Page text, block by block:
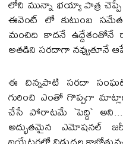
లోని మున్నా భయ్యా పాత్ర చెప్పే
ఈవెంట్ లో కుటుంబ
మంచిది కాదనే
అత‌డిని సరదాగా నవ్వుతూనే
ఈ చిన్నపాటి సరదా
గురించి ఎంతో గొప్పగా
చేసే పోరాటమే `పెద్ది`
అద్భుతమైన ఎమోషనల్